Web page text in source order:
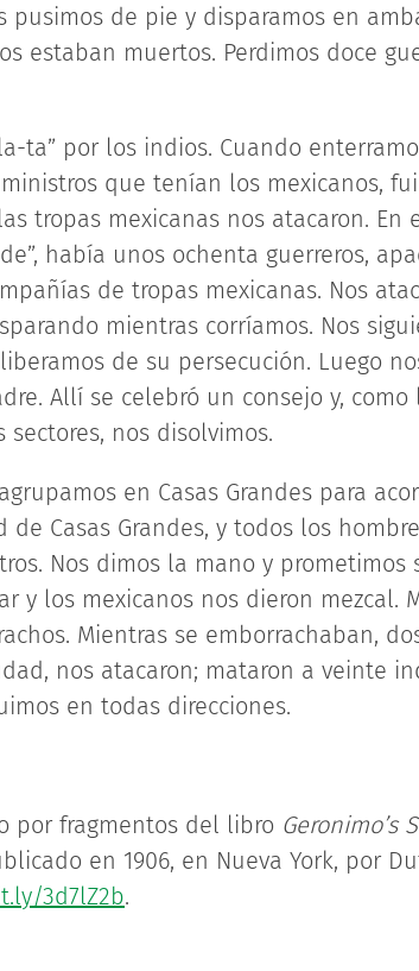
pusimos de pie y disparamos en
estaban muertos. Perdimos doce
ta” por los indios. Cuando
que tenían los mexicanos,
tropas mexicanas nos atacaron. En
había unos ochenta guerreros,
de tropas mexicanas. Nos
mientras corríamos. Nos
de su persecución. Luego
Allí se celebró un consejo y, como
nos disolvimos.
en Casas Grandes para
Casas Grandes, y todos los
Nos dimos la mano y prometimos
y los mexicanos nos dieron mezcal.
Mientras se emborrachaban,
nos atacaron; mataron a veinte
en todas direcciones.
por fragmentos del libro Geronimo’s
en 1906, en Nueva York, por
3d7lZ2b.